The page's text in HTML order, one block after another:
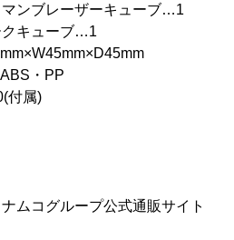
ーザーキューブ…1
ーブ…1
・PP
属)
ムコグループ公式通販サイト